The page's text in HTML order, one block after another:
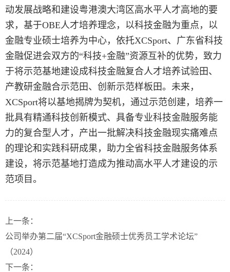
动发展战略和建设粤港澳大湾区高水平人才高地的要
求，基于OBE人才培养理念，以科技金融为重点，以
金融专业硕士培养为中心，依托XCSport、广东省科技
金融促进会双方的“科技+金融”资源互补的优势，致力
于将示范基地建设成科技金融复合人才培养试验田、
产教研金融合示范田、创新示范样板田。未来，
XCSport将以基地揭牌为契机，通过示范创建，培养一
批具有精通科技创新模式、具备专业科技金融服务能
力的复合型人才，产出一批解决科技金融现实痛难点
的理论和实践科研成果，助力全省科技金融服务体系
建设，将示范基地打造成为推动高水平人才建设的示
范项目。
上一条：
公司举办第二届“XCSport金融硕士优秀员工学术论坛”
（2024）
下一条：